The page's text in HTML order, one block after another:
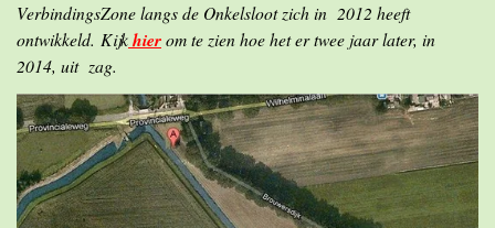
VerbindingsZone langs de Onkelsloot zich in 2012 heeft
ontwikkeld. Kijkhierom te zien hoe het er twee jaar later, in
2014, uit zag.